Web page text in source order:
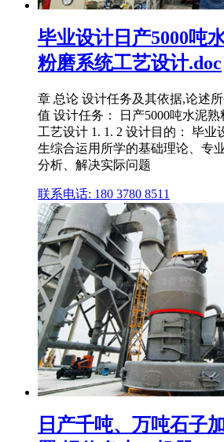
毕业设计日产5000吨
粉磨系统工艺设计.doc
章 总论 设计任务及其依据,论述
值 设计任务： 日产5000吨水泥
工艺设计 1. 1. 2 设计目的： 毕业
生综合运用所学的基础理论、专
分析、解决实际问题
联系电话: 180 3780 8511
日产千吨、万吨石子